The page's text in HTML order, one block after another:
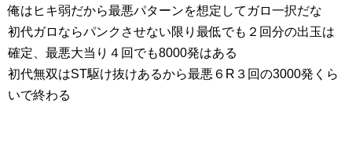
俺はヒキ弱だから最悪パターンを想定してガロ一択だな
初代ガロならパンクさせない限り最低でも２回分の出玉は
確定、最悪大当り４回でも8000発はある
初代無双はST駆け抜けあるから最悪６R３回の3000発くら
いで終わる